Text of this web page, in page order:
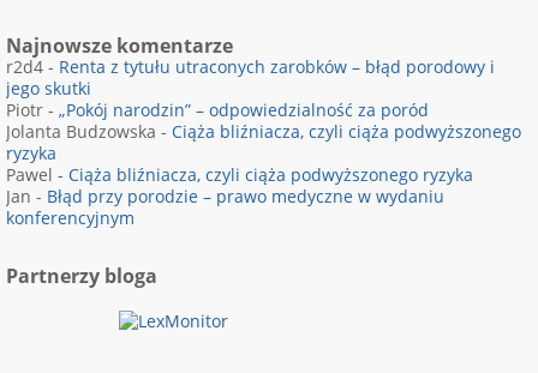
Najnowsze komentarze
r2d4 - Renta z tytułu utraconych zarobków – błąd porodowy i
jego skutki
Piotr - „Pokój narodzin” – odpowiedzialność za poród
Jolanta Budzowska - Ciąża bliźniacza, czyli ciąża podwyższonego
ryzyka
Pawel - Ciąża bliźniacza, czyli ciąża podwyższonego ryzyka
Jan - Błąd przy porodzie – prawo medyczne w wydaniu
konferencyjnym
Partnerzy bloga